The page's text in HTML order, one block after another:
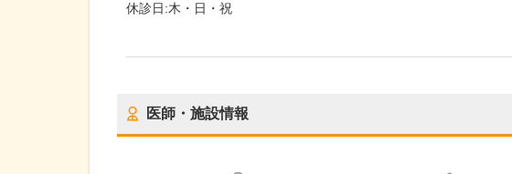
休診日:木・日・祝
医師・施設情報